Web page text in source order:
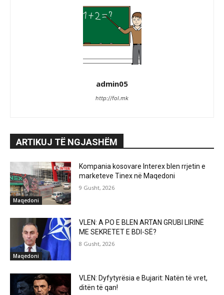
admin05
http://fol.mk
ARTIKUJ TË NGJASHËM
Maqedoni
Kompania kosovare Interex blen rrjetin e
marketeve Tinex në Maqedoni
9 Gusht, 2026
Maqedoni
VLEN: A PO E BLEN ARTAN GRUBI LIRINË
ME SEKRETET E BDI-SË?
8 Gusht, 2026
VLEN: Dyfytyrësia e Bujarit: Natën të vret,
ditën të qan!